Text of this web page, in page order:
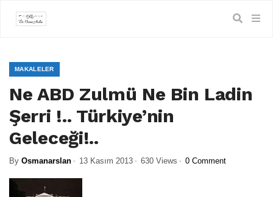
MAKALELER
Ne ABD Zulmü Ne Bin Ladin
Şerri !.. Türkiye’nin
Geleceği!..
By Osmanarslan 13 Kasım 2013 630 Views 0 Comment